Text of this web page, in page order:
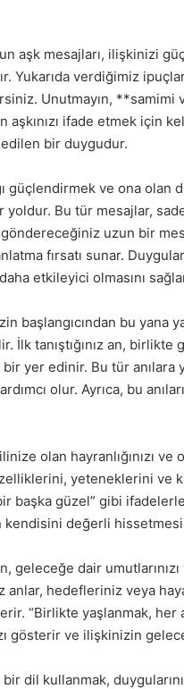
aşk mesajları, ilişkinizi
Yukarıda verdiğimiz
Unutmayın,
aşkınızı ifade etmek için
bir duygudur.
güçlendirmek ve ona olan
yoldur. Bu tür mesajlar,
uzun bir
fırsatı sunar.
etkileyici olmasını
başlangıcından bu yana
İlk tanıştığınız an, birlikte
bir yer edinir. Bu tür
olur. Ayrıca, bu
olan hayranlığınızı
yeteneklerini ve
başka güzel” gibi
değerli
geleceğe dair
anlar, hedefleriniz veya
“Birlikte yaşlanmak, her
gösterir ve ilişkinizin
bir dil kullanmak,